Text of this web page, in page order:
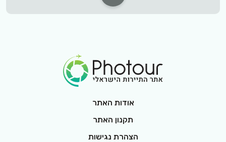
אודות האתר
תקנון האתר
הצהרת נגישות